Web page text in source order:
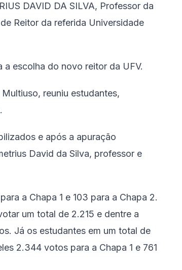
DAVID DA SILVA, Professor da
Reitor da referida Universidade
escolha do novo reitor da UFV.
reuniu estudantes,
e após a apuração
David da Silva, professor e
a Chapa 1 e 103 para a Chapa 2.
um total de 2.215 e dentre a
Já os estudantes em um total de
2.344 votos para a Chapa 1 e 761